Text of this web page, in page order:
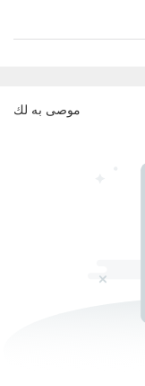
موصى به لك